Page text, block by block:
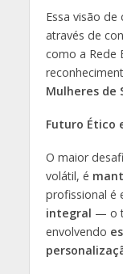
Essa visão
através de
como a Rede
Mulheres de
Futuro Ético
O maior
volátil, é
profissional é
integral — o
envolvendo